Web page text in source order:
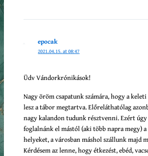
epocak
2021.04.15. at 08:47
Üdv Vándorkrónikások!
Nagy öröm csapatunk számára, hogy a
lesz a tábor megtartva. Előreláthatólag
nagy kalandon tudunk résztvenni. Ezért
foglalnánk el mástól (aki több napra megy)
helyeket, a városban máshol szállunk majd
Kérdésem az lenne, hogy étkezést, ebéd,